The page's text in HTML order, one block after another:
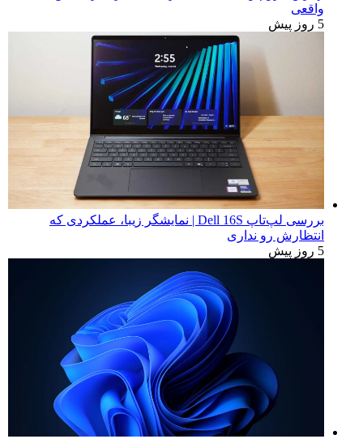
واقعی
5 روز پیش
بررسی لپ‌تاپ Dell 16S | نمایشگر زیبا، عملکردی که
انتظارش رو نداری
5 روز پیش